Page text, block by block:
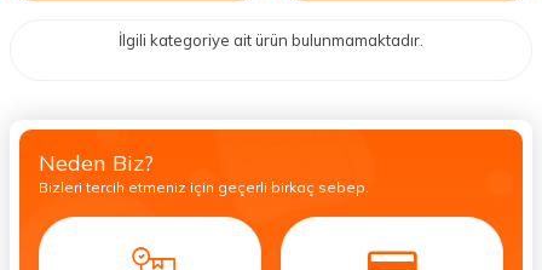
İlgili kategoriye ait ürün bulunmamaktadır.
Neden Biz?
Bizleri tercih etmeniz için geçerli birkaç sebep.